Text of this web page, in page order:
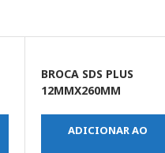
BROCA SDS PLUS
12MMX260MM
ADICIONAR AO